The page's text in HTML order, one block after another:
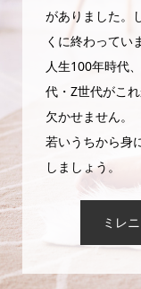
がありました。
くに終わってい
人生100年時代
代・Z世代がこ
欠かせません。
若いうちから身
しましょう。
ミレ